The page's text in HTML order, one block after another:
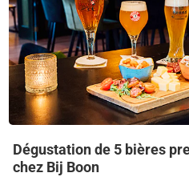
Dégustation de 5 bières
chez Bij Boon